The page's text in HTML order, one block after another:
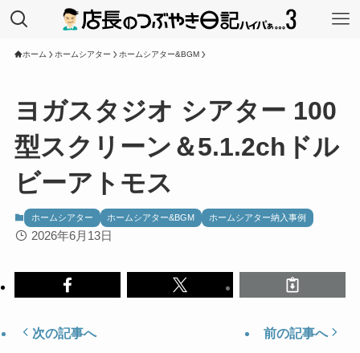
ホーム ホームシアター ホームシアター&BGM
ヨガスタジオ シアター 100
型スクリーン＆5.1.2chドル
ビーアトモス
ホームシアター ホームシアター&BGM ホームシアター納入事例
2026年6月13日
次の記事へ 前の記事へ